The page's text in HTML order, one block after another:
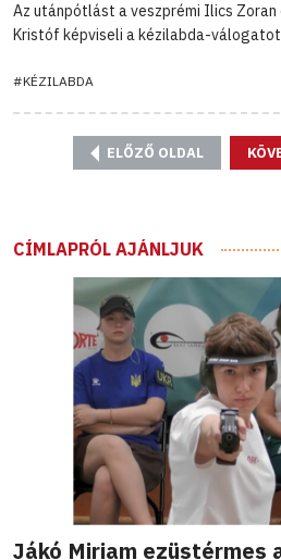
Az utánpótlást a veszprémi Ilics
Kristóf képviseli a kézilabda-
#KÉZILABDA
ELŐZŐ OLDAL
CÍMLAPRÓL AJÁNLJUK
Jákó Miriam ezüstérmes